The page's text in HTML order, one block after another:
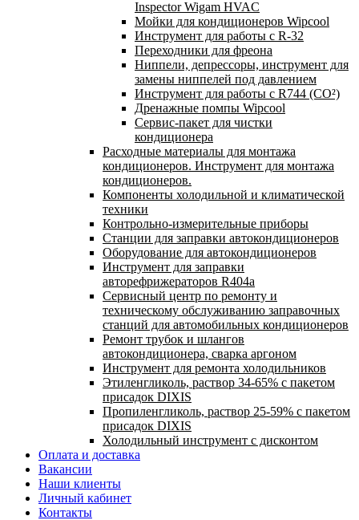
Inspector Wigam HVAC
Мойки для кондиционеров Wipcool
Инструмент для работы с R-32
Переходники для фреона
Ниппели, депрессоры, инструмент для
замены ниппелей под давлением
Инструмент для работы с R744 (CO²)
Дренажные помпы Wipcool
Сервис-пакет для чистки
кондиционера
Расходные материалы для монтажа
кондиционеров. Инструмент для монтажа
кондиционеров.
Компоненты холодильной и климатической
техники
Контрольно-измерительные приборы
Станции для заправки автокондиционеров
Оборудование для автокондиционеров
Инструмент для заправки
авторефрижераторов R404a
Сервисный центр по ремонту и
техническому обслуживанию заправочных
станций для автомобильных кондиционеров
Ремонт трубок и шлангов
автокондиционера, сварка аргоном
Инструмент для ремонта холодильников
Этиленгликоль, раствор 34-65% с пакетом
присадок DIXIS
Пропиленгликоль, раствор 25-59% с пакетом
присадок DIXIS
Холодильный инструмент с дисконтом
Оплата и доставка
Вакансии
Наши клиенты
Личный кабинет
Контакты